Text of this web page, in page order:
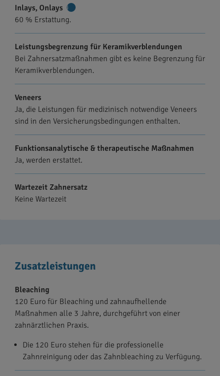
Inlays, Onlays
Informationen
60 % Erstattung.
Leistungsbegrenzung für Keramikverblendungen
Bei Zahnersatzmaßnahmen gibt es keine Begrenzung für
Keramikverblendungen.
Veneers
Ja, die Leistungen für medizinisch notwendige Veneers
sind in den Versicherungsbedingungen enthalten.
Funktionsanalytische & therapeutische Maßnahmen
Ja, werden erstattet.
Wartezeit Zahnersatz
Keine Wartezeit
Zusatzleistungen
Bleaching
120 Euro für Bleaching und zahnaufhellende
Maßnahmen alle 3 Jahre, durchgeführt von einer
zahnärztlichen Praxis.
Die 120 Euro stehen für die professionelle
Zahnreinigung oder das Zahnbleaching zu Verfügung.